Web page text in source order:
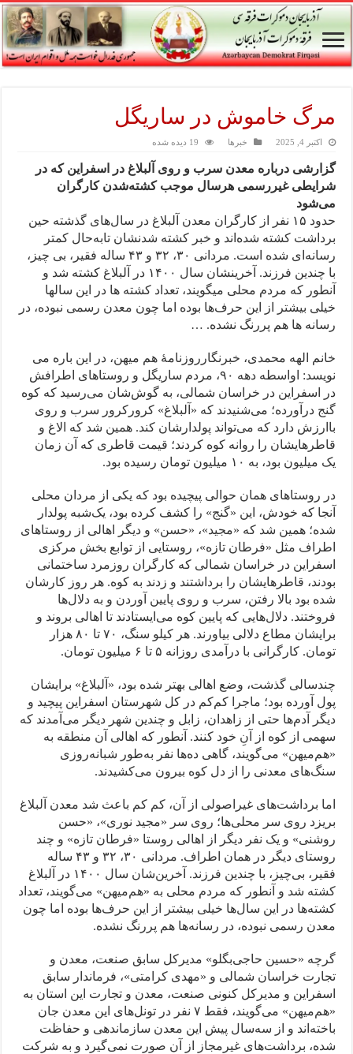
مرگ خاموش در ساریگل
اکتبر 4, 2025 خبرها 19 دیده شده
گزارشی درباره معدن سرب و روی آلبلاغ در اسفراین که در
شرایطی غیررسمی هرسال موجب کشته‌شدن کارگران
می‏‌شود
حدود ۱۵ نفر از کارگران معدن آلبلاغ در سال‏‌های گذشته حین
برداشت کشته شده‌‏اند و خبر کشته شدن‏شان تابه‌حال کمتر
رسانه‏‌ای شده است. مردانی ۳۰، ۳۲ و ۴۳ ساله فقیر، بی‏ چیز،
با چندین فرزند. آخرین‏شان سال ۱۴۰۰ در آلبلاغ کشته شد و
آنطور که مردم محلی می‏گویند، تعداد کشته‏ ها در این سال‏ها
خیلی بیشتر از این حرف‌‏ها بوده اما چون معدن رسمی نبوده، در
رسانه‏ ها هم پررنگ نشده. …
خانم الهه محمدی، خبرنگارروزنامۀ هم میهن، در این باره می
نویسد: اواسطه دهه ۹۰، مردم ساریگل و روستاهای اطرافش
در اسفراین در خراسان شمالی، به گوش‌شان می‌رسید که کوه
گنج درآورده؛ می‌شنیدند که «آلبلاغ» کرور‌کرور سرب و روی
باارزش دارد که می‌تواند پولدارشان کند. همین شد که الاغ و
قاطرهایشان را روانه کوه کردند؛ قیمت قاطری که آن زمان
یک میلیون بود، به ۱۰ میلیون تومان رسیده بود.
در روستاهای همان حوالی پیچیده بود که یکی از مردان محلی
آنجا که خودش، این «گنج» را کشف کرده بود، یک‌شبه پولدار
شده؛ همین شد که «مجید»، «حسن» و دیگر اهالی از روستاهای
اطراف مثل «فرطان تازه»، روستایی از توابع بخش مرکزی
اسفراین در خراسان شمالی که کارگران روزمرد ساختمانی
بودند، قاطرهایشان را برداشتند و زدند به کوه. هر روز کارشان
شده بود بالا رفتن، سرب و روی پایین آوردن و به دلال‌ها
فروختند. دلال‌هایی که پایین کوه می‌ایستادند تا اهالی بروند و
برایشان مطاع دلالی بیاورند. هر کیلو سنگ، ۷۰ تا ۸۰ هزار
تومان. کارگرانی با درآمدی روزانه ۵ تا ۶ میلیون تومان.
چندسالی گذشت، وضع اهالی بهتر شده بود، «آلبلاغ» برایشان
پول آورده بود؛ ماجرا کم‌کم در کل شهرستان اسفراین پیچید و
دیگر آدم‌ها حتی از زاهدان، زابل و چندین شهر دیگر می‌آمدند که
سهمی از کوه از آنِ خود کنند. آنطور که اهالی آن منطقه به
«هم‌میهن» می‌گویند، گاهی ده‌ها نفر به‌طور شبانه‌روزی
سنگ‌های معدنی را از دل کوه بیرون می‌کشیدند.
اما برداشت‌های غیراصولی از آن، کم کم باعث شد معدن آلبلاغ
بریزد روی سر محلی‌ها؛ روی سر «مجید نوری»، «حسن
روشنی» و یک نفر دیگر از اهالی روستا «فرطان تازه» و چند
روستای دیگر در همان اطراف. مردانی ۳۰، ۳۲ و ۴۳ ساله
فقیر، بی‌چیز، با چندین فرزند. آخرین‌شان سال ۱۴۰۰ در آلبلاغ
کشته شد و آنطور که مردم محلی به «هم‌میهن» می‌گویند، تعداد
کشته‌ها در این سال‌ها خیلی بیشتر از این حرف‌ها بوده اما چون
معدن رسمی نبوده، در رسانه‌ها هم پررنگ نشده.
گرچه «حسین حاجی‌بگلو» مدیرکل سابق صنعت، معدن و
تجارت خراسان شمالی و «مهدی کرامتی»، فرماندار سابق
اسفراین و مدیرکل کنونی صنعت، معدن و تجارت این استان به
«هم‌میهن» می‌گویند، فقط ۷ نفر در تونل‌های این معدن جان
باخته‌اند و از سه‌سال پیش این معدن سازماندهی و حفاظت
شده، برداشت‌های غیرمجاز از آن صورت نمی‌گیرد و به شرکت